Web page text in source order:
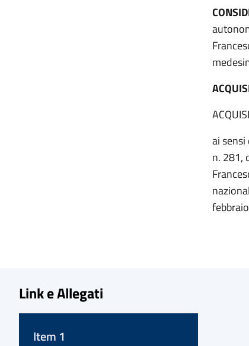
ai
n. 281,
Link e Allegati
Item 1